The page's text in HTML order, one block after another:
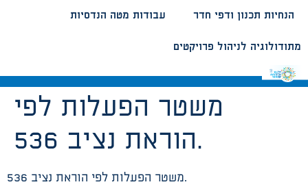
עבודות מטה הנדסיות הנחיות תכנון ודפי חדר
מתודולוגיה לניהול פרויקטים
משטר הפעלות לפי
הוראת נציב 536.
משטר הפעלות לפי הוראת נציב 536.